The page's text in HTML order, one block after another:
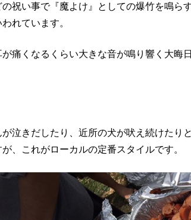
祝い事で『魔よけ』としての爆竹を鳴ら
れています。
痛くなるくらい大きな音が鳴り響く大晦
泣きだしたり、近所の犬が吠え続けたり
、これがローカルの定番スタイルです。